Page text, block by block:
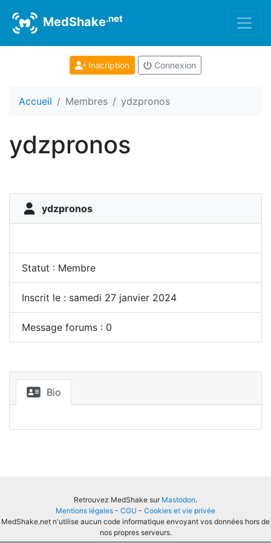
MedShake.net
Inscription Connexion
Accueil Membres ydzpronos
ydzpronos
ydzpronos
Statut : Membre
Inscrit le : samedi 27 janvier 2024
Message forums : 0
Bio
Retrouvez MedShake sur Mastodon.
Mentions légales - CGU - Cookies et vie privée
MedShake.net n'utilise aucun code informatique envoyant vos données hors de
nos propres serveurs.